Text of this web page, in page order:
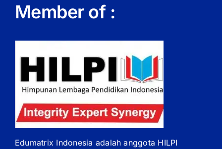
Member of :
Edumatrix Indonesia adalah anggota HILPI